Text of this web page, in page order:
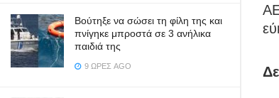
Βούτηξε να σώσει τη φίλη της και
πνίγηκε μπροστά σε 3 ανήλικα
παιδιά της
9 ΏΡΕΣ AGO